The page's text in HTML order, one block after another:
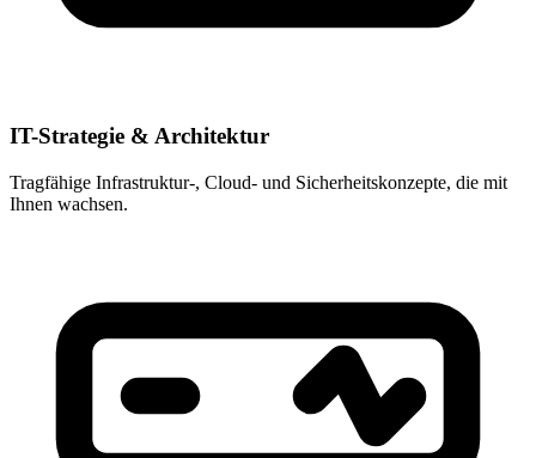
IT-Strategie & Architektur
Tragfähige Infrastruktur-, Cloud- und Sicherheitskonzepte, die mit
Ihnen wachsen.